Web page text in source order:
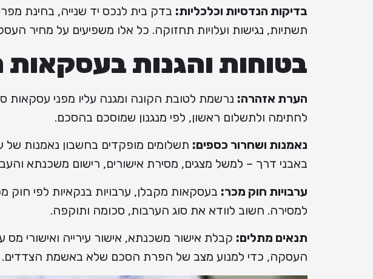
בדיקות הנדסיות וכלכליות: בדק בית לנכס יד שנייה, בחינת
תשתיות, נגישות ועלויות תחזוקה. כל אלו משפיעים על מחיר
בטוחות והגנות בעסקאות
הערת אזהרה: נרשמת לטובת הקונה ומגנה עליו מפני עסקאות
לחתימה ולתשלום ראשון, לפי מנגנון שמוסכם בהסכם.
נאמנות ושחרור כספים: תשלומים מופקדים בחשבון נאמנות
באבני דרך – למשל מצגים, מסירת אישורים, רישום משכנתא
ערבויות חוק מכר: בעסקאות מקבלן, ערבויות בנקאיות לפי
למסירה. חשוב לוודא את סוג הערבות, סכומה ותוקפה.
תנאים מתלים: קבלת אישור משכנתא, אישור עירייה ואישורי
העסקה, כדי למנוע מצב של הפרת הסכם שלא באשמת הצדדים.